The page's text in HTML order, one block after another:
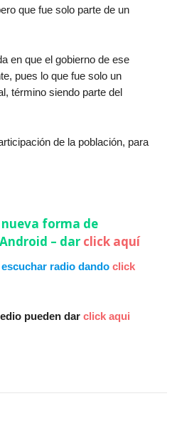
que fue solo parte de un
en que el gobierno de ese
pues lo que fue solo un
término siendo parte del
de la población, para
forma de
– dar click aquí
radio dando click
pueden dar click aqui